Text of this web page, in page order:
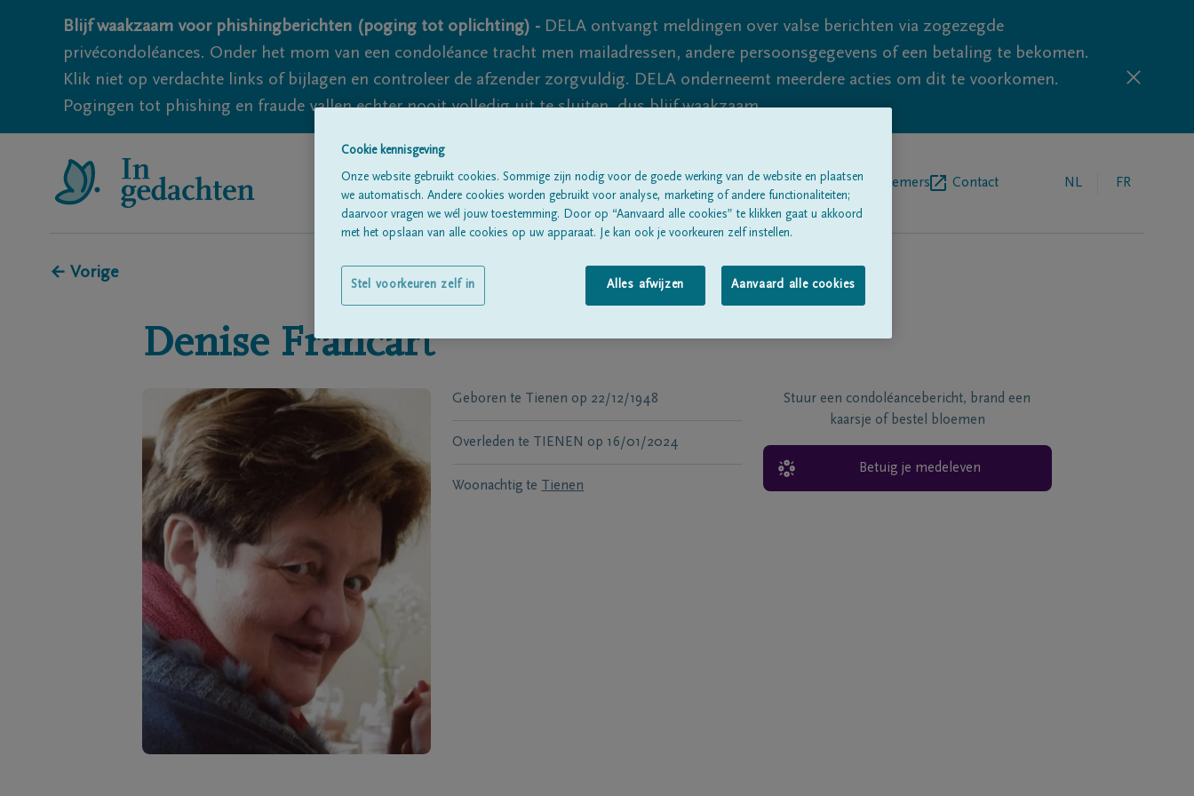
Blijf waakzaam voor phishingberichten (poging tot oplichting) - DELA ontvangt meldingen over valse berichten via zogezegde
privécondoléances. Onder het mom van een condoléance tracht men mailadressen, andere persoonsgegevens of een betaling te bekomen.
Klik niet op verdachte links of bijlagen en controleer de afzender zorgvuldig. DELA onderneemt meerdere acties om dit te voorkomen.
Pogingen tot phishing en fraude vallen echter nooit volledig uit te sluiten, dus blijf waakzaam.
Alle rouwberichtenOver onsBegrafenisondernemers Contact NL FR
← Vorige
Denise Francart
Geboren te Tienen op 22/12/1948
Overleden te TIENEN op 16/01/2024
Woonachtig te Tienen
Stuur een condoléancebericht, brand een
kaarsje of bestel bloemen
Betuig je medeleven
Cookie kennisgeving
Onze website gebruikt cookies. Sommige zijn nodig voor de goede werking van de website en plaatsen
we automatisch. Andere cookies worden gebruikt voor analyse, marketing of andere functionaliteiten;
daarvoor vragen we wél jouw toestemming. Door op “Aanvaard alle cookies” te klikken gaat u akkoord
met het opslaan van alle cookies op uw apparaat. Je kan ook je voorkeuren zelf instellen.
Alles afwijzen Aanvaard alle cookies
Stel voorkeuren zelf in